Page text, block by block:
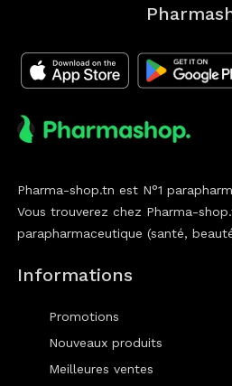
Pharma-shop.tn est N°1
Vous trouverez chez Pharma-
parapharmaceutique (santé,
Informations
Promotions
Nouveaux produits
Meilleures ventes